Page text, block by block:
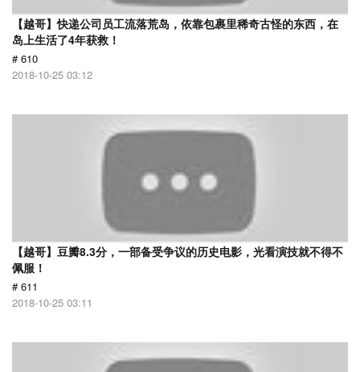
【越哥】快递公司员工流落荒岛，依靠包裹里稀奇古怪的东西，在
岛上生活了4年获救！
# 610
2018-10-25 03:12
【越哥】豆瓣8.3分，一部备受争议的历史电影，光看演技就不得不
佩服！
# 611
2018-10-25 03:11